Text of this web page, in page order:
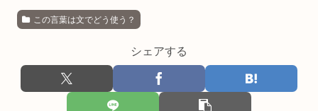
この言葉は文でどう使う？
シェアする